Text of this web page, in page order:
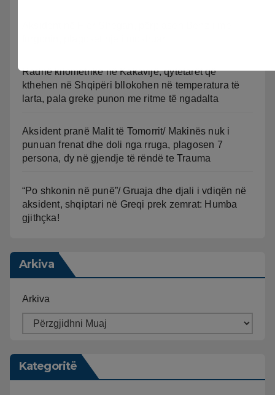
Radhë kilometrike në Kakavijë, qytetarët që
kthehen në Shqipëri bllokohen në temperatura të
larta, pala greke punon me ritme të ngadalta
Aksident pranë Malit të Tomorrit/ Makinës nuk i
punuan frenat dhe doli nga rruga, plagosen 7
persona, dy në gjendje të rëndë te Trauma
“Po shkonin në punë”/ Gruaja dhe djali i vdiqën në
aksident, shqiptari në Greqi prek zemrat: Humba
gjithçka!
Arkiva
Arkiva
Kategoritë